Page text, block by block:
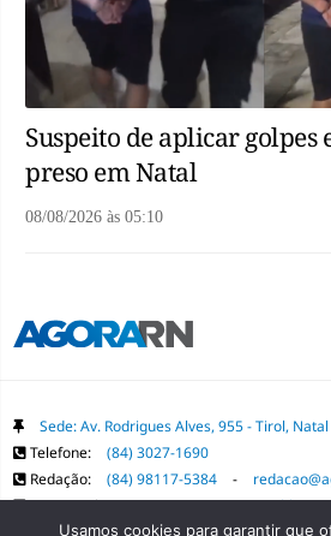
Suspeito de aplicar golpes
preso em Natal
08/08/2026 às 05:10
Sede: Av. Rodrigues Alves, 955 - Tirol,
Telefone:
(84) 3027-1690
Redação:
(84) 98117-5384 -
Comercial: (84) 98117-1718 -
Usamos cookies para garantir que